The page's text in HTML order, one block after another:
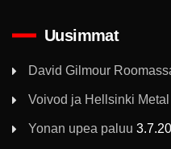
Uusimmat
David Gilmour
Voivod ja Hellsinki Metal
Yonan upea paluu